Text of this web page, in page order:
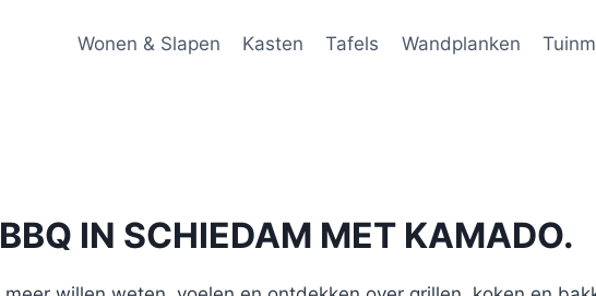
Wonen & Slapen Kasten Tafels Wandplanken
IN SCHIEDAM MET KAMADO.